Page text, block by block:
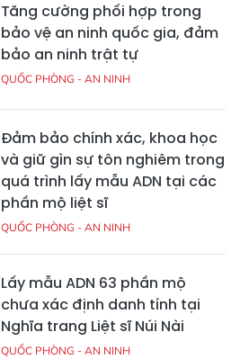
Tăng cường phối hợp trong
bảo vệ an ninh quốc gia, đảm
bảo an ninh trật tự
QUỐC PHÒNG - AN NINH
Đảm bảo chính xác, khoa học
và giữ gìn sự tôn nghiêm trong
quá trình lấy mẫu ADN tại các
phần mộ liệt sĩ
QUỐC PHÒNG - AN NINH
Lấy mẫu ADN 63 phần mộ
chưa xác định danh tính tại
Nghĩa trang Liệt sĩ Núi Nài
QUỐC PHÒNG - AN NINH